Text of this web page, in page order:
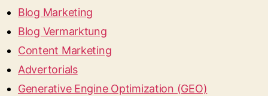
Blog Marketing
Blog Vermarktung
Content Marketing
Advertorials
Generative Engine Optimization (GEO)